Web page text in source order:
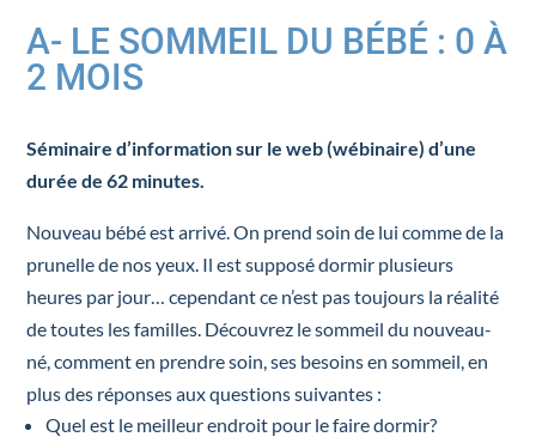
A- LE SOMMEIL DU BÉBÉ : 0 À
2 MOIS
Séminaire d’information sur le web (wébinaire) d’une
durée de 62 minutes.
Nouveau bébé est arrivé. On prend soin de lui comme de la
prunelle de nos yeux. Il est supposé dormir plusieurs
heures par jour… cependant ce n’est pas toujours la réalité
de toutes les familles. Découvrez le sommeil du nouveau-
né, comment en prendre soin, ses besoins en sommeil, en
plus des réponses aux questions suivantes :
Quel est le meilleur endroit pour le faire dormir?